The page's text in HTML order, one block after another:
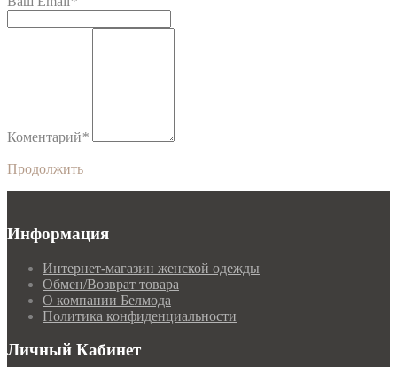
Коментарий*
Продолжить
Информация
Интернет-магазин женской одежды
Обмен/Возврат товара
О компании Белмода
Политика конфиденциальности
Личный Кабинет